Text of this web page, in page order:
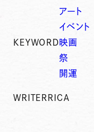
KEYWORD
アート
イベント
映画
祭
開運
WRITER RICA